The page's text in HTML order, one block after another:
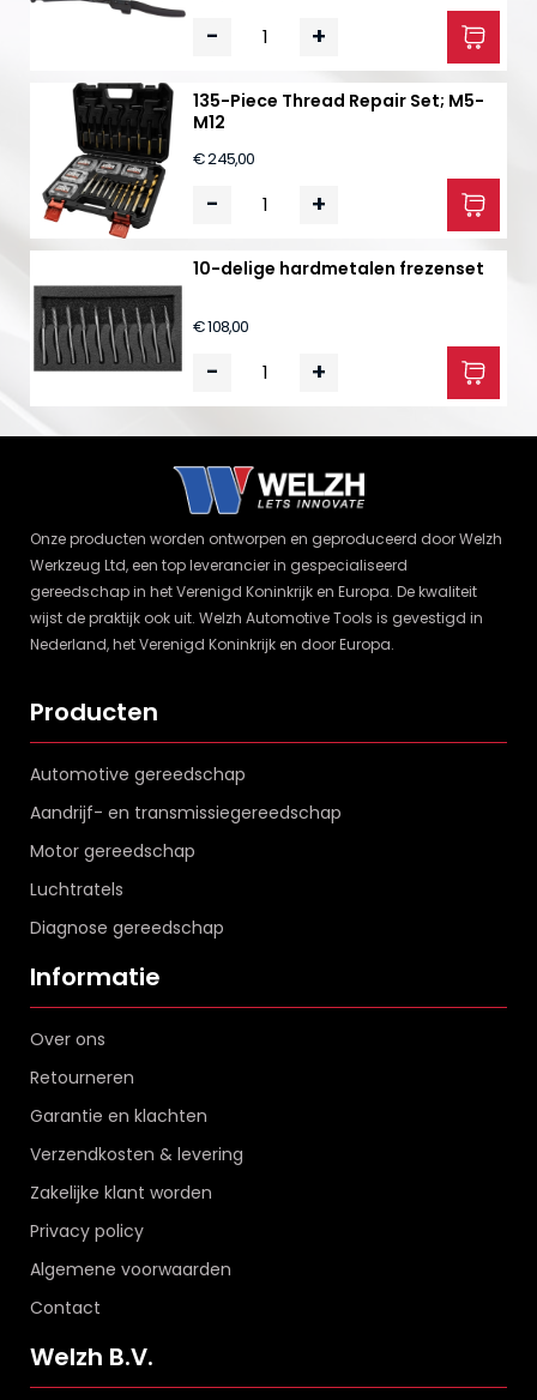
- +
135-Piece Thread Repair Set; M5-
M12
€ 245,00
- +
10-delige hardmetalen frezenset
€ 108,00
- +
Onze producten worden ontworpen en geproduceerd door Welzh
Werkzeug Ltd, een top leverancier in gespecialiseerd
gereedschap in het Verenigd Koninkrijk en Europa. De kwaliteit
wijst de praktijk ook uit. Welzh Automotive Tools is gevestigd in
Nederland, het Verenigd Koninkrijk en door Europa.
Producten
Automotive gereedschap
Aandrijf- en transmissiegereedschap
Motor gereedschap
Luchtratels
Diagnose gereedschap
Informatie
Over ons
Retourneren
Garantie en klachten
Verzendkosten & levering
Zakelijke klant worden
Privacy policy
Algemene voorwaarden
Contact
Welzh B.V.